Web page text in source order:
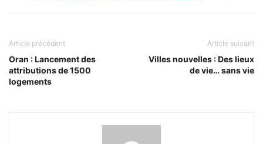
Article précédent
Oran : Lancement des
attributions de 1500
logements
Article suivant
Villes nouvelles : Des lieux
de vie… sans vie